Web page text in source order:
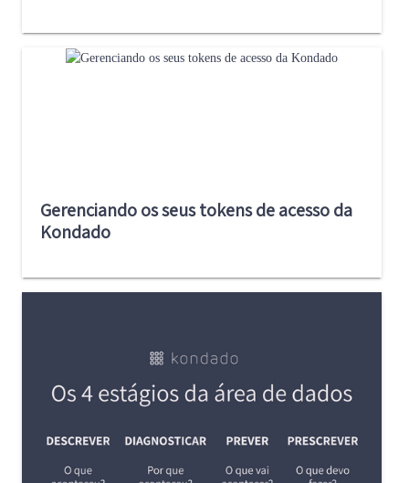
Gerenciando os seus tokens de acesso da
Kondado